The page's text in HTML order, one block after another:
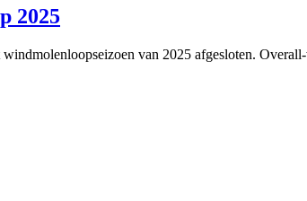
2025
van 2025 afgesloten.